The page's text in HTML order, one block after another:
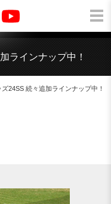
ラインナップ中！
24SS 続々追加ラインナップ中！